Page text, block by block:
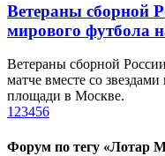
Ветераны сборной
мирового футбола
Ветераны сборной
матче вместе со
площади в Москве.
1 23456
Форум по тегу «Лотар